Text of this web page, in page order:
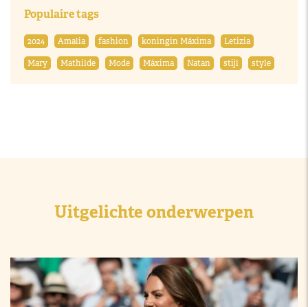
Populaire tags
2024 Amalia fashion koningin Máxima
Letizia
Mary
Mathilde Mode Máxima Natan stijl style
Uitgelichte onderwerpen